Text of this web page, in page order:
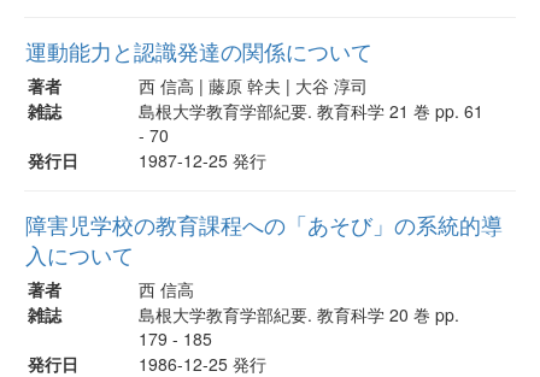
運動能力と認識発達の関係について
著者
西 信高 | 藤原 幹夫 | 大谷 淳司
雑誌
島根大学教育学部紀要. 教育科学 21 巻 pp. 61
- 70
発行日
1987-12-25 発行
障害児学校の教育課程への「あそび」の系統的導
入について
著者
西 信高
雑誌
島根大学教育学部紀要. 教育科学 20 巻 pp.
179 - 185
発行日
1986-12-25 発行